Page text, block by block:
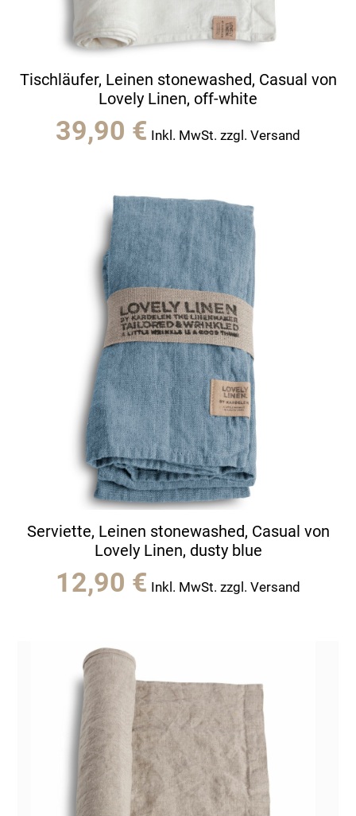
Tischläufer, Leinen stonewashed, Casual von
Lovely Linen, off-white
39,90 € Inkl. MwSt. zzgl. Versand
Serviette, Leinen stonewashed, Casual von
Lovely Linen, dusty blue
12,90 € Inkl. MwSt. zzgl. Versand